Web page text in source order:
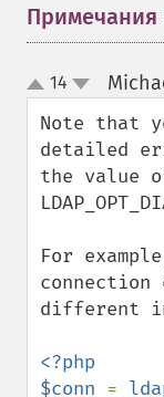
Примечания
up
down
14
Note that
detailed
the value
For
different
<?php
$conn =